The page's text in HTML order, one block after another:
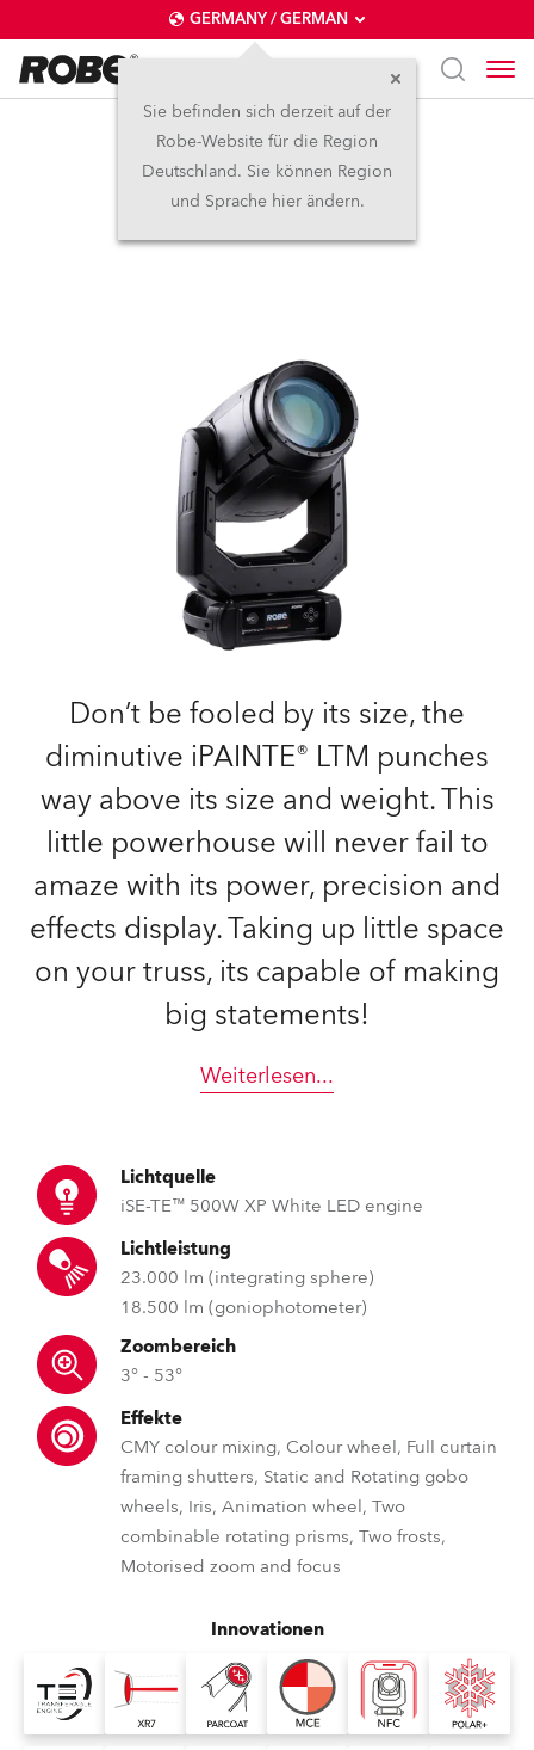
GERMANY / GERMAN
Sie befinden sich derzeit auf der
Robe-Website für die Region
Deutschland. Sie können Region
und Sprache hier ändern.
iPAINTE® LTM WB
NEU IP65
Don’t be fooled by its size, the
diminutive iPAINTE® LTM punches
way above its size and weight. This
little powerhouse will never fail to
amaze with its power, precision and
effects display. Taking up little space
on your truss, its capable of making
big statements!
Weiterlesen...
Lichtquelle
iSE-TE™ 500W XP White LED engine
Lichtleistung
23.000 lm (integrating sphere)
18.500 lm (goniophotometer)
Zoombereich
3° - 53°
Effekte
CMY colour mixing, Colour wheel, Full curtain
framing shutters, Static and Rotating gobo
wheels, Iris, Animation wheel, Two
combinable rotating prisms, Two frosts,
Motorised zoom and focus
Innovationen